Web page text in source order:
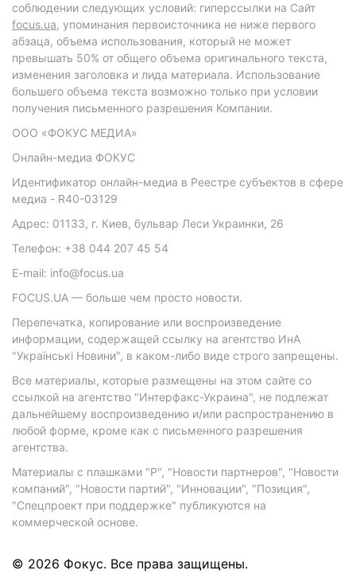
соблюдении следующих условий: гиперссылки на Сайт
focus.ua, упоминания первоисточника не ниже первого
абзаца, объема использования, который не может
превышать 50% от общего объема оригинального текста,
изменения заголовка и лида материала. Использование
большего объема текста возможно только при условии
получения письменного разрешения Компании.
ООО «ФОКУС МЕДИА»
Онлайн-медиа ФОКУС
Идентификатор онлайн-медиа в Реестре субъектов в сфере
медиа - R40-03129
Адрес: 01133, г. Киев, бульвар Леси Украинки, 26
Телефон: +38 044 207 45 54
E-mail: info@focus.ua
FOCUS.UA — больше чем просто новости.
Перепечатка, копирование или воспроизведение
информации, содержащей ссылку на агентство ИнА
"Українські Новини", в каком-либо виде строго запрещены.
Все материалы, которые размещены на этом сайте со
ссылкой на агентство "Интерфакс-Украина", не подлежат
дальнейшему воспроизведению и/или распространению в
любой форме, кроме как с письменного разрешения
агентства.
Материалы с плашками "Р", "Новости партнеров", "Новости
компаний", "Новости партий", "Инновации", "Позиция",
"Спецпроект при поддержке" публикуются на
коммерческой основе.
© 2026 Фокус. Все права защищены.